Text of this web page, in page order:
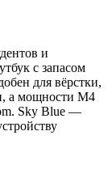
и
с запасом
для вёрстки,
а мощности M4
Sky Blue —